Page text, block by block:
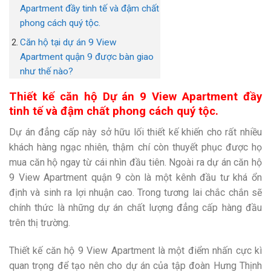
Apartment đầy tinh tế và đậm chất
phong cách quý tộc.
Căn hộ tại dự án 9 View
Apartment quận 9 được bàn giao
như thế nào?
Thiết kế căn hộ Dự án 9 View Apartment đầy
tinh tế và đậm chất phong cách quý tộc.
Dự án đẳng cấp này sở hữu lối thiết kế khiến cho rất nhiều
khách hàng ngạc nhiên, thậm chí còn thuyết phục được họ
mua căn hộ ngay từ cái nhìn đầu tiên. Ngoài ra dự án căn hộ
9 View Apartment quận 9 còn là một kênh đầu tư khá ổn
định và sinh ra lợi nhuận cao. Trong tương lai chắc chắn sẽ
chính thức là những dự án chất lượng đẳng cấp hàng đầu
trên thị trường.
Thiết kế căn hộ 9 View Apartment là một điểm nhấn cực kì
quan trọng để tạo nên cho dự án của tập đoàn Hưng Thịnh